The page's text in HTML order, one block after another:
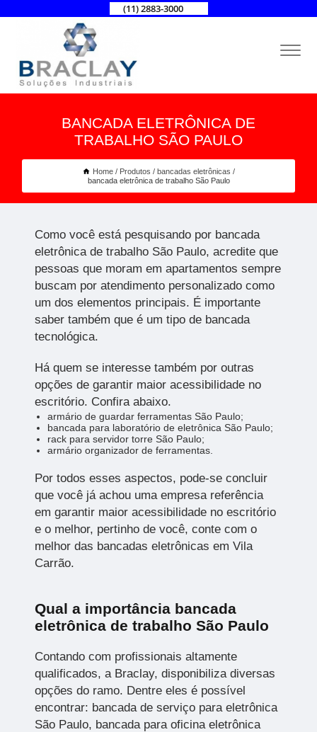
(11) 2883-3000
BANCADA ELETRÔNICA DE
TRABALHO SÃO PAULO
Home Produtos
bancadas eletrônicas
bancada eletrônica de trabalho São Paulo
Como você está pesquisando por bancada
eletrônica de trabalho São Paulo, acredite que
pessoas que moram em apartamentos sempre
buscam por atendimento personalizado como
um dos elementos principais. É importante
saber também que é um tipo de bancada
tecnológica.
Há quem se interesse também por outras
opções de garantir maior acessibilidade no
escritório. Confira abaixo.
armário de guardar ferramentas São Paulo;
bancada para laboratório de eletrônica São Paulo;
rack para servidor torre São Paulo;
armário organizador de ferramentas.
Por todos esses aspectos, pode-se concluir
que você já achou uma empresa referência
em garantir maior acessibilidade no escritório
e o melhor, pertinho de você, conte com o
melhor das bancadas eletrônicas em Vila
Carrão.
Qual a importância bancada
eletrônica de trabalho São Paulo
Contando com profissionais altamente
qualificados, a Braclay, disponibiliza diversas
opções do ramo. Dentre eles é possível
encontrar: bancada de serviço para eletrônica
São Paulo, bancada para oficina eletrônica